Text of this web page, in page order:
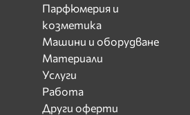
Парфюмерия и
козметика
Машини и оборудване
Материали
Услуги
Работа
Други оферти